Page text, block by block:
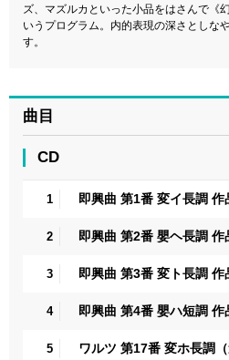
ズ、マズルカといった小品をはさんで《
いうプログラム。内的表現の深さとしな
す。
曲目
CD
1 即興曲 第1番 変イ長調 作
2 即興曲 第2番 嬰ヘ長調 作
3 即興曲 第3番 変ト長調 作
4 即興曲 第4番 嬰ハ短調 作
5 ワルツ 第17番 変ホ長調（